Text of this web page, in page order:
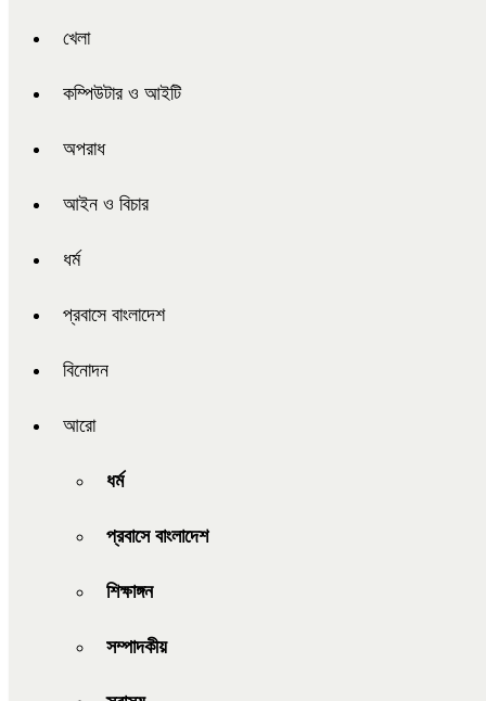
খেলা
কম্পিউটার ও আইটি
অপরাধ
আইন ও বিচার
ধর্ম
প্রবাসে বাংলাদেশ
বিনোদন
আরো
ধর্ম
প্রবাসে বাংলাদেশ
শিক্ষাঙ্গন
সম্পাদকীয়